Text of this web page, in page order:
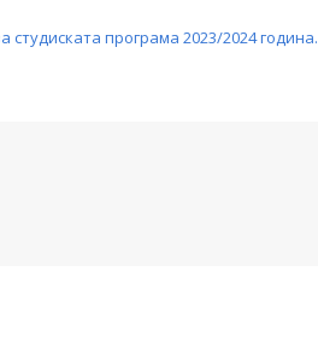
програма 2023/2024 година.